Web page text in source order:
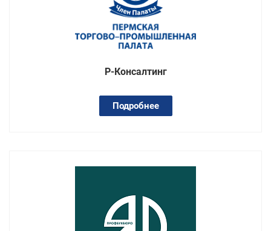
Р-Консалтинг
Подробнее